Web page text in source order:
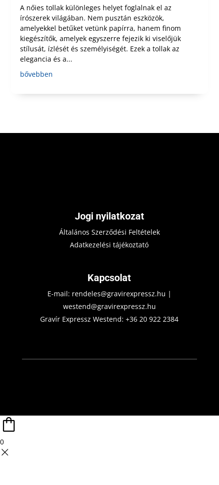
A nőies tollak különleges helyet foglalnak el az
írószerek világában. Nem pusztán eszközök,
amelyekkel betűket vetünk papírra, hanem finom
kiegészítők, amelyek egyszerre fejezik ki viselőjük
stílusát, ízlését és személyiségét. Ezek a tollak az
elegancia és a...
bővebben
Jogi nyilatkozat
Általános Szerződési Feltételek
Adatkezelési tájékoztató
Kapcsolat
E-mail: rendeles@gravirexpressz.hu |
westend@gravirexpressz.hu
Gravír Expressz Westend:+36 20 922 2384
0